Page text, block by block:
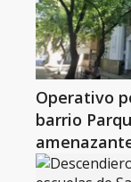
Operativo
barrio